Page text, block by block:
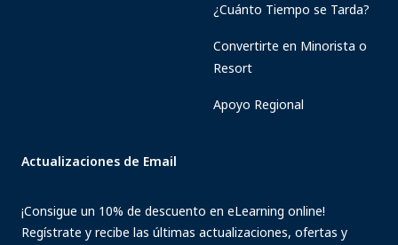
¿Cuánto Tiempo se Tarda?
Convertirte en Minorista o
Resort
Apoyo Regional
Actualizaciones de Email
¡Consigue un 10% de descuento en eLearning online!
Regístrate y recibe las últimas actualizaciones, ofertas y